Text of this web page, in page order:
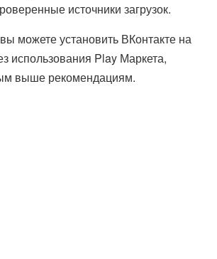
источники загрузок.
можете установить ВКонтакте на
использования Play Маркета,
выше рекомендациям.